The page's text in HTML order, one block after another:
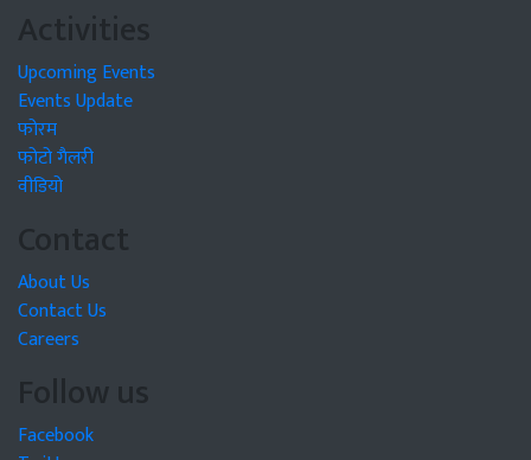
Activities
Upcoming Events
Events Update
फोरम
फोटो गैलरी
वीडियो
Contact
About Us
Contact Us
Careers
Follow us
Facebook